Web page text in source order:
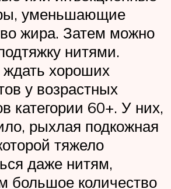
уменьшающие
жира. Затем можно
нитями.
ждать хороших
у возрастных
категории 60+. У них,
рыхлая подкожная
тяжело
даже нитям,
количество